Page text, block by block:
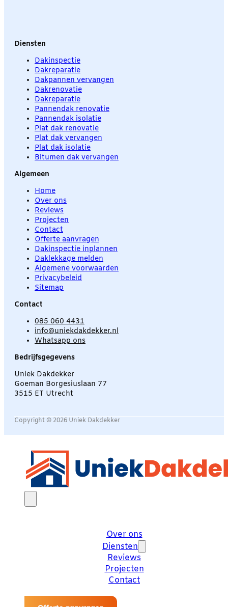
Diensten
Dakinspectie
Dakreparatie
Dakpannen vervangen
Dakrenovatie
Dakreparatie
Pannendak renovatie
Pannendak isolatie
Plat dak renovatie
Plat dak vervangen
Plat dak isolatie
Bitumen dak vervangen
Algemeen
Home
Over ons
Reviews
Projecten
Contact
Offerte aanvragen
Dakinspectie inplannen
Daklekkage melden
Algemene voorwaarden
Privacybeleid
Sitemap
Contact
085 060 4431
info@uniekdakdekker.nl
Whatsapp ons
Bedrijfsgegevens
Uniek Dakdekker
Goeman Borgesiuslaan 77
3515 ET Utrecht
Copyright © 2026 Uniek Dakdekker
Over ons
Diensten
Reviews
Projecten
Contact